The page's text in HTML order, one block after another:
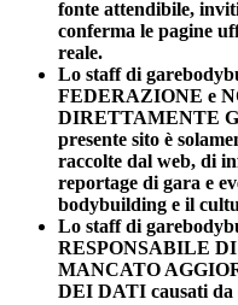
fonte attendibile,
conferma le pagine
reale.
Lo staff di
FEDERAZIONE e
DIRETTAMENTE
presente sito è
raccolte dal web, di
reportage di gara e
bodybuilding e il
Lo staff di
RESPONSABILE
MANCATO
DEI DATI causati da